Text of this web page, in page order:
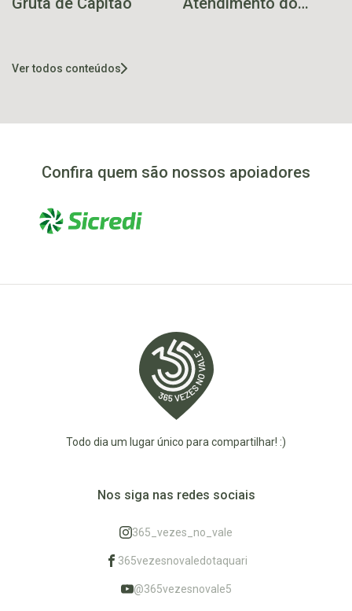
Ver todos conteúdos
Confira quem são nossos apoiadores
Todo dia um lugar único para compartilhar! :)
Nos siga nas redes sociais
365_vezes_no_vale
365vezesnovaledotaquari
@365vezesnovale5